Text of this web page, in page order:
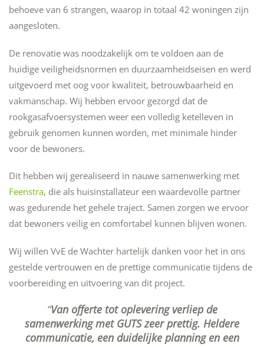
behoeve van 6 strangen, waarop in totaal 42 woningen zijn
aangesloten.
De renovatie was noodzakelijk om te voldoen aan de
huidige veiligheidsnormen en duurzaamheidseisen en werd
uitgevoerd met oog voor kwaliteit, betrouwbaarheid en
vakmanschap. Wij hebben ervoor gezorgd dat de
rookgasafvoersystemen weer een volledig ketelleven in
gebruik genomen kunnen worden, met minimale hinder
voor de bewoners.
Dit hebben wij gerealiseerd in nauwe samenwerking met
Feenstra, die als huisinstallateur een waardevolle partner
was gedurende het gehele traject. Samen zorgen we ervoor
dat bewoners veilig en comfortabel kunnen blijven wonen.
Wij willen VvE de Wachter hartelijk danken voor het in ons
gestelde vertrouwen en de prettige communicatie tijdens de
voorbereiding en uitvoering van dit project.
Van offerte tot oplevering verliep de
samenwerking met GUTS zeer prettig. Heldere
communicatie, een duidelijke planning en een